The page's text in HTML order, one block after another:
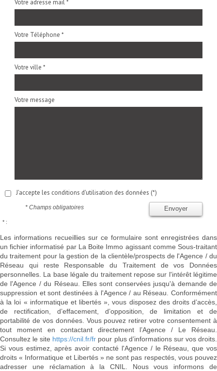
Votre adresse mail *
Votre Téléphone *
Votre ville *
Votre message
J'accepte les conditions d'utilisation des données (*)
Envoyer
* Champs obligatoires
* :
Les informations recueillies sur ce formulaire sont enregistrées dans
un fichier informatisé par La Boite Immo agissant comme Sous-traitant
du traitement pour la gestion de la clientèle/prospects de l'Agence / du
Réseau qui reste Responsable du Traitement de vos Données
personnelles. La base légale du traitement repose sur l'intérêt légitime
de l'Agence / du Réseau. Elles sont conservées jusqu'à demande de
suppression et sont destinées à l'Agence / au Réseau. Conformément
à la loi « informatique et libertés », vous disposez des droits d’accès,
de rectification, d’effacement, d’opposition, de limitation et de
portabilité de vos données. Vous pouvez retirer votre consentement à
tout moment en contactant directement l’Agence / Le Réseau.
Consultez le site https://cnil.fr/fr pour plus d’informations sur vos droits.
Si vous estimez, après avoir contacté l'Agence / le Réseau, que vos
droits « Informatique et Libertés » ne sont pas respectés, vous pouvez
adresser une réclamation à la CNIL. Nous vous informons de